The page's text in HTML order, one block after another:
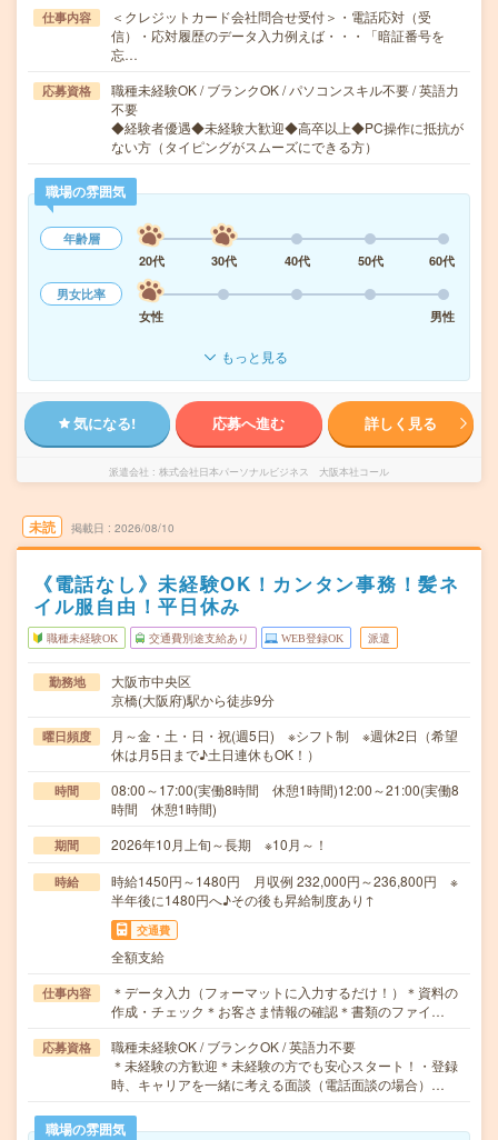
仕事内容
＜クレジットカード会社問合せ受付＞・電話応対（受
信）・応対履歴のデータ入力例えば・・・「暗証番号を
忘…
応募資格
職種未経験OK / ブランクOK / パソコンスキル不要 / 英語力
不要
◆経験者優遇◆未経験大歓迎◆高卒以上◆PC操作に抵抗が
ない方（タイピングがスムーズにできる方）
職場の雰囲気
年齢層
20代
30代 40代 50代
60代
男女比率
女性
男性
もっと見る
気になる! 応募へ進む 詳しく見る
派遣会社 株式会社日本パーソナルビジネス 大阪本社コール
未読 掲載日 2026/08/10
《電話なし》未経験OK！カンタン事務！髪ネ
イル服自由！平日休み
職種未経験OK 交通費別途支給あり WEB登録OK 派遣
勤務地
大阪市中央区
京橋(大阪府)駅から徒歩9分
曜日頻度
月～金・土・日・祝(週5日) ※シフト制 ※週休2日（希望
休は月5日まで♪土日連休もOK！）
時間
08:00～17:00(実働8時間 休憩1時間)12:00～21:00(実働8
時間 休憩1時間)
期間 2026年10月上旬～長期 ※10月～！
時給
時給1450円～1480円 月収例 232,000円～236,800円 ※
半年後に1480円へ♪その後も昇給制度あり↑
交通費
全額支給
仕事内容
＊データ入力（フォーマットに入力するだけ！）＊資料の
作成・チェック＊お客さま情報の確認＊書類のファイ…
応募資格
職種未経験OK / ブランクOK / 英語力不要
＊未経験の方歓迎＊未経験の方でも安心スタート！・登録
時、キャリアを一緒に考える面談（電話面談の場合）…
職場の雰囲気